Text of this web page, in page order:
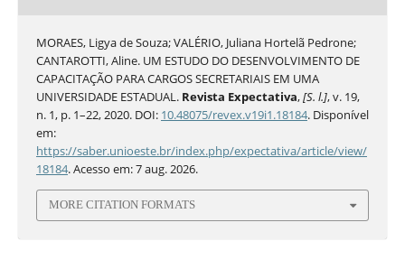
MORAES, Ligya de Souza; VALÉRIO, Juliana Hortelã Pedrone;
CANTAROTTI, Aline. UM ESTUDO DO DESENVOLVIMENTO DE
CAPACITAÇÃO PARA CARGOS SECRETARIAIS EM UMA
UNIVERSIDADE ESTADUAL. Revista Expectativa,[S. l.], v. 19,
n. 1, p. 1–22, 2020. DOI: 10.48075/revex.v19i1.18184. Disponível
em:
https://saber.unioeste.br/index.php/expectativa/article/view/
18184. Acesso em: 7 aug. 2026.
MORE CITATION FORMATS